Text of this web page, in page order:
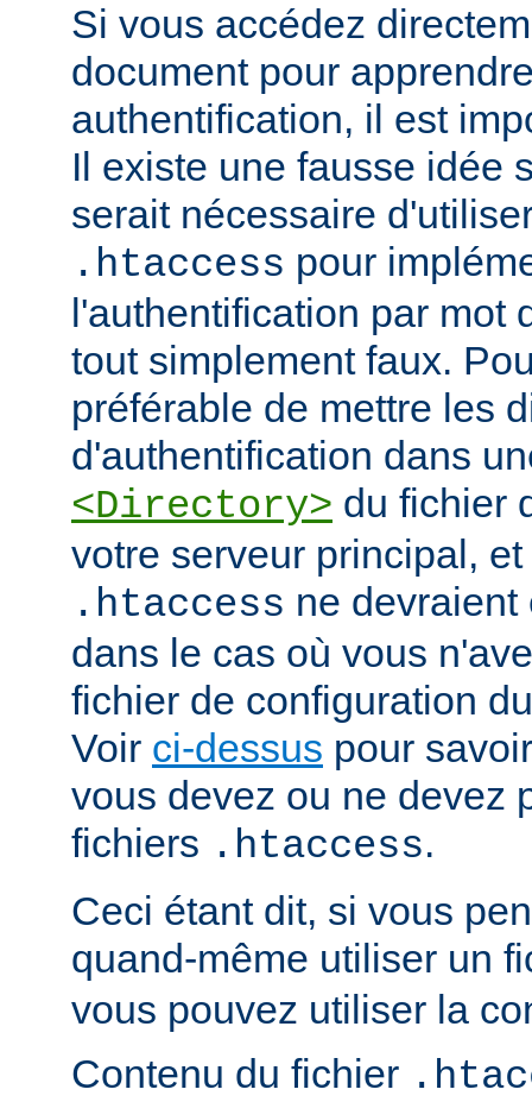
Si vous accédez
document pour
authentification, il est
Il existe une fausse idée
serait nécessaire
.htaccess pour
l'authentification par mot
tout simplement faux.
préférable de mettre les
d'authentification dans
<Directory> du fichier
votre serveur principal,
.htaccess ne
dans le cas où vous
fichier de configuration
Voir ci-dessus pour
vous devez ou ne devez
fichiers .htaccess.
Ceci étant dit, si vous
quand-même utiliser un
vous pouvez utiliser la
Contenu du fichier